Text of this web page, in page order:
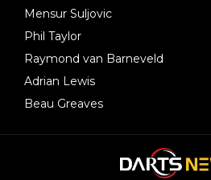
Mensur Suljovic
Phil Taylor
Raymond van Barneveld
Adrian Lewis
Beau Greaves